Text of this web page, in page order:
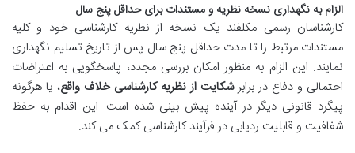
الزام به نگهداری نسخه نظریه و مستندات برای حداقل پنج سال
کارشناسان رسمی مکلفند یک نسخه از نظریه کارشناسی خود و کلیه
مستندات مرتبط را تا مدت حداقل پنج سال پس از تاریخ تسلیم نگهداری
نمایند. این الزام به منظور امکان بررسی مجدد، پاسخگویی به اعتراضات
احتمالی و دفاع در برابرشکایت از نظریه کارشناسی خلاف واقع، یا هرگونه
پیگرد قانونی دیگر در آینده پیش بینی شده است. این اقدام به حفظ
شفافیت و قابلیت ردیابی در فرآیند کارشناسی کمک می کند.